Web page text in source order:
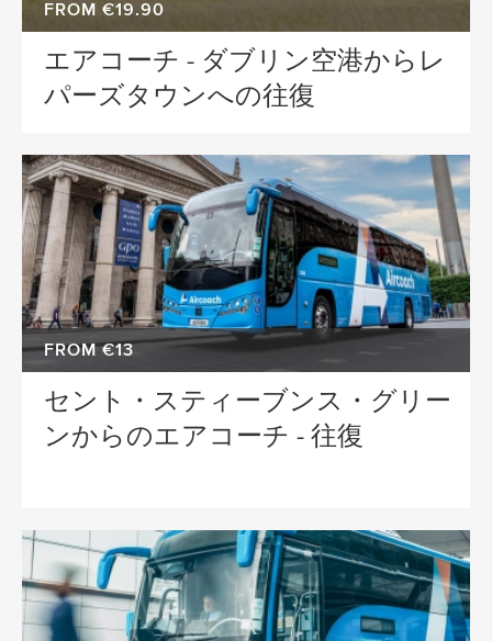
FROM €19.90
エアコーチ - ダブリン空港からレ
パーズタウンへの往復
FROM €13
セント・スティーブンス・グリー
ンからのエアコーチ - 往復